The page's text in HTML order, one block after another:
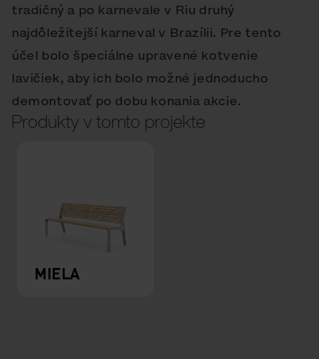
tradičný a po karnevale v Riu druhý
najdôležitejší karneval v Brazílii. Pre tento
účel bolo špeciálne upravené kotvenie
lavičiek, aby ich bolo možné jednoducho
demontovať po dobu konania akcie.
Produkty v tomto projekte
MIELA